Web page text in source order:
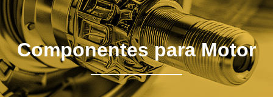
Componentes para Motor